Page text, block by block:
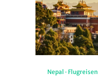
Nepal · Flugreisen